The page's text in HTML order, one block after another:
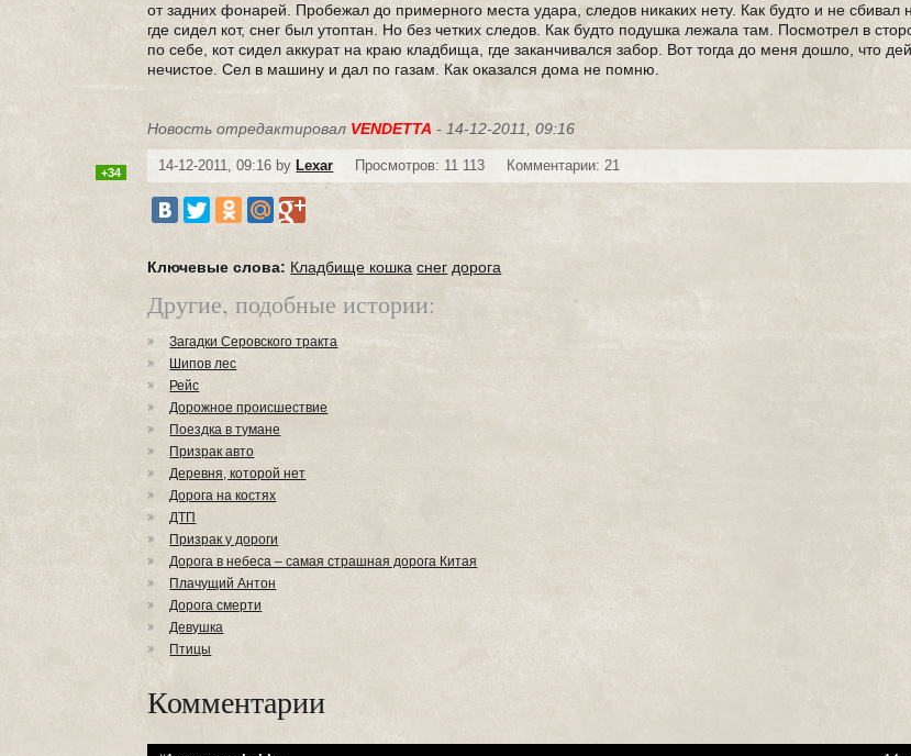
от задних фонарей. Пробежал до примерного места удара, следов никаких нету. Как будто и не сбивал
где сидел кот, снег был утоптан. Но без четких следов. Как будто подушка лежала там. Посмотрел в
по себе, кот сидел аккурат на краю кладбища, где заканчивался забор. Вот тогда до меня дошло, что
нечистое. Сел в машину и дал по газам. Как оказался дома не помню.
Новость отредактировал VENDETTA - 14-12-2011, 09:16
14-12-2011, 09:16 by Lexar Просмотров: 11 113 Комментарии: 21
+34
Ключевые слова: Кладбище кошка снег дорога
Другие, подобные истории:
Загадки Серовского тракта
Шипов лес
Рейс
Дорожное происшествие
Поездка в тумане
Призрак авто
Деревня, которой нет
Дорога на костях
ДТП
Призрак у дороги
Дорога в небеса – самая страшная дорога Китая
Плачущий Антон
Дорога смерти
Девушка
Птицы
Комментарии